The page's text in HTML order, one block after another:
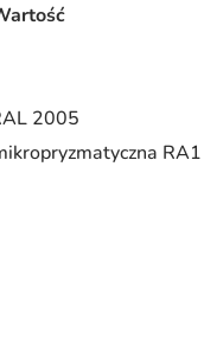
2005
RA1